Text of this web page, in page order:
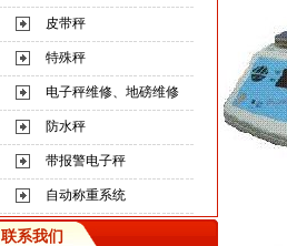
皮带秤
特殊秤
电子秤维修、地磅维修
防水秤
带报警电子秤
自动称重系统
联系我们